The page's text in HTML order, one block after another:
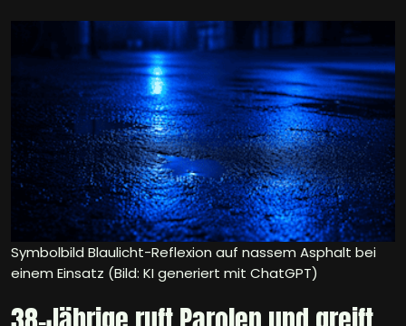
Symbolbild Blaulicht-Reflexion auf nassem Asphalt bei
einem Einsatz (Bild: KI generiert mit ChatGPT)